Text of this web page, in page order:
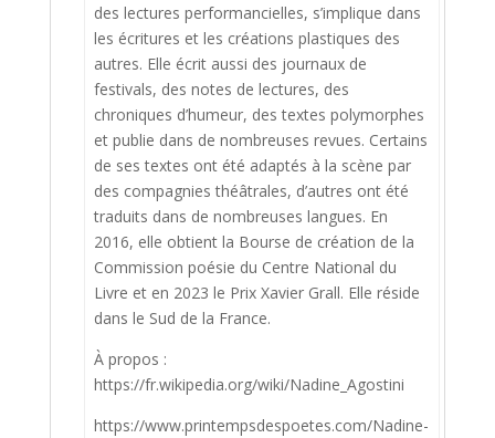
des lectures performancielles, s’implique dans
les écritures et les créations plastiques des
autres. Elle écrit aussi des journaux de
festivals, des notes de lectures, des
chroniques d’humeur, des textes polymorphes
et publie dans de nombreuses revues. Certains
de ses textes ont été adaptés à la scène par
des compagnies théâtrales, d’autres ont été
traduits dans de nombreuses langues. En
2016, elle obtient la Bourse de création de la
Commission poésie du Centre National du
Livre et en 2023 le Prix Xavier Grall. Elle réside
dans le Sud de la France.
À propos :
https://fr.wikipedia.org/wiki/Nadine_Agostini
https://www.printempsdespoetes.com/Nadine-